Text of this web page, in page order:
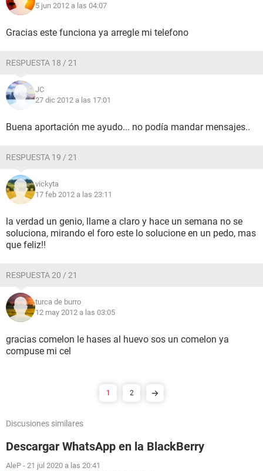
5 jun 2012 a las 04:07
Gracias este funciona ya arregle mi telefono
RESPUESTA 18 / 21
JC
27 dic 2012 a las 17:01
Buena aportación me ayudo... no podía mandar mensajes..
RESPUESTA 19 / 21
vickyta
17 feb 2012 a las 23:11
la verdad un genio, llame a claro y hace un semana no se
soluciona, mirando el foro este lo solucione en un pedo, mas
que feliz!!
RESPUESTA 20 / 21
turca de burro
12 may 2012 a las 03:05
gracias comelon le hases al huevo sos un comelon ya
compuse mi cel
1 2
Discusiones similares
Descargar WhatsApp en la BlackBerry
AleP - 21 jul 2020 a las 20:41